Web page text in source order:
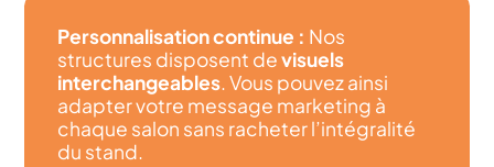
Personnalisation continue : Nos
structures disposent devisuels
interchangeables. Vous pouvez ainsi
adapter votre message marketing à
chaque salon sans racheter l’intégralité
du stand.